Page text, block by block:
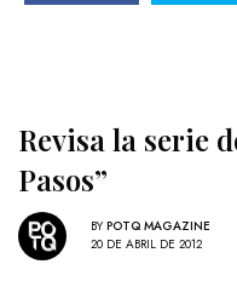
Revisa la serie
Pasos”
BY POTQ MAGAZINE
20 DE ABRIL DE 2012